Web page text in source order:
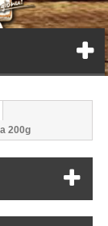
200g